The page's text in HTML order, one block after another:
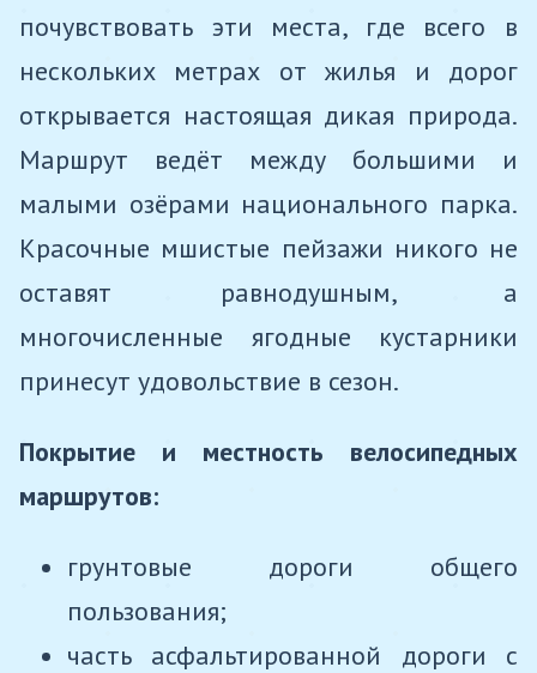
почувствовать эти места, где всего в
нескольких метрах от жилья и дорог
открывается настоящая дикая природа.
Маршрут ведёт между большими и
малыми озёрами национального парка.
Красочные мшистые пейзажи никого не
оставят равнодушным, а
многочисленные ягодные кустарники
принесут удовольствие в сезон.
Покрытие и местность велосипедных
маршрутов:
грунтовые дороги общего
пользования;
часть асфальтированной дороги с